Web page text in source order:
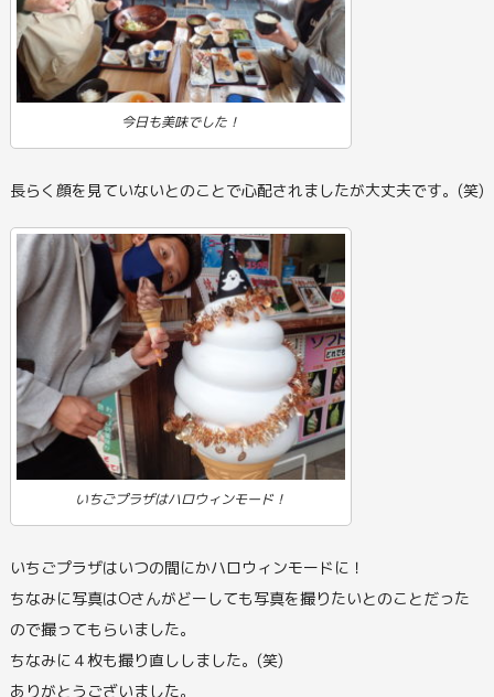
今日も美味でした！
長らく顔を見ていないとのことで心配されましたが大丈夫です。(笑)
いちごプラザはハロウィンモード！
いちごプラザはいつの間にかハロウィンモードに！
ちなみに写真はOさんがどーしても写真を撮りたいとのことだった
ので撮ってもらいました。
ちなみに４枚も撮り直ししました。(笑)
ありがとうございました。